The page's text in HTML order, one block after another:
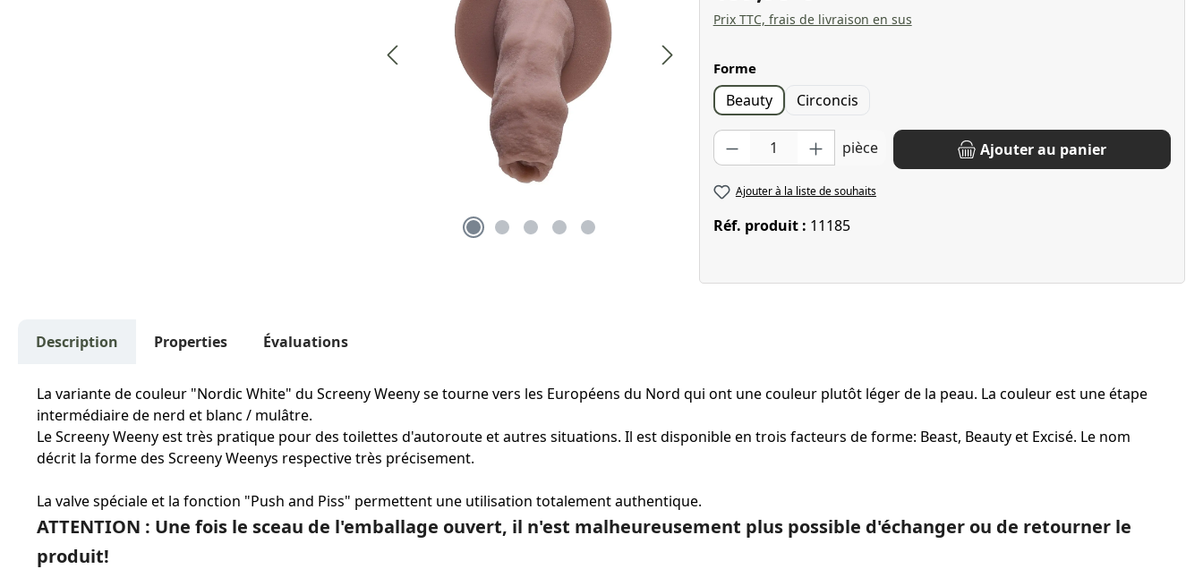
Prix TTC, frais de livraison en sus
Sélectionnez
Forme
Beauty Circoncis
Quantité de produit : Entrez la quantité souhaitée ou utilisez les boutons pour
pièce Ajouter au panier
Ajouter à la liste de souhaits
Réf. produit : 11185
Description Properties Évaluations
La variante de couleur "Nordic White" du Screeny Weeny se tourne vers les Européens du Nord qui ont une couleur plutôt léger de la peau. La couleur est une étape
intermédiaire de nerd et blanc / mulâtre.
Le Screeny Weeny est très pratique pour des toilettes d'autoroute et autres situations. Il est disponible en trois facteurs de forme: Beast, Beauty et Excisé. Le nom
décrit la forme des Screeny Weenys respective très précisement.
La valve spéciale et la fonction "Push and Piss" permettent une utilisation totalement authentique.
ATTENTION : Une fois le sceau de l'emballage ouvert, il n'est malheureusement plus possible d'échanger ou de retourner le
produit!